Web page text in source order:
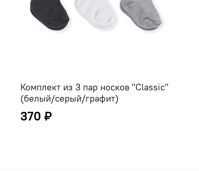
Комплект из 3 пар носков "Classic"
(белый/серый/графит)
370 ₽